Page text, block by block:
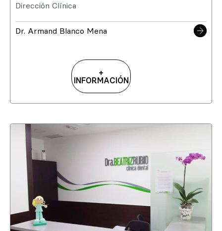
Dirección Clínica
Dr. Armand Blanco Mena
+
INFORMACIÓN